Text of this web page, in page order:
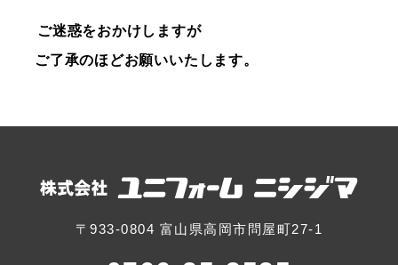
ご迷惑をおかけしますが
ご了承のほどお願いいたします。
〒933-0804 富山県高岡市問屋町27-1